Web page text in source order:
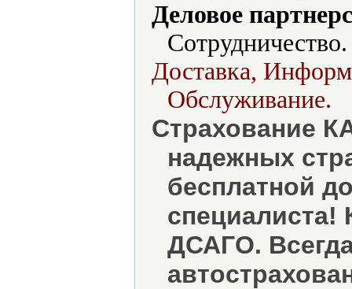
Деловое
Сотрудничество.
Доставка,
Обслуживание.
Страхование
надежных
бесплатной
ДСАГО.